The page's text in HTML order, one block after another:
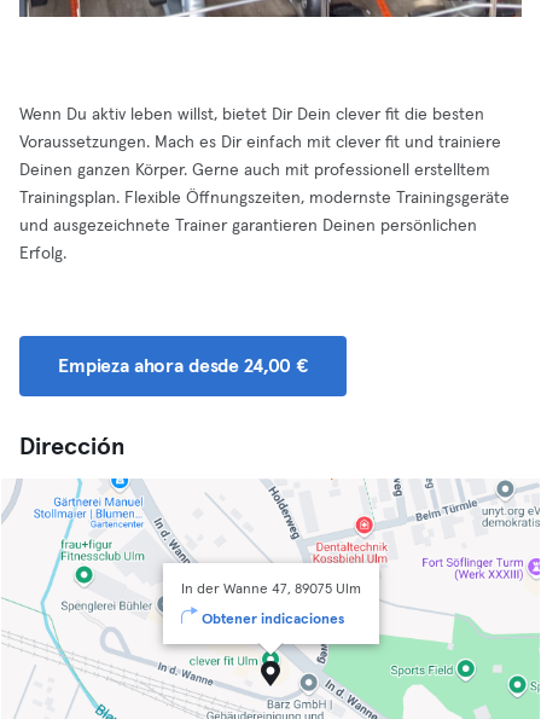
Wenn Du aktiv leben willst, bietet Dir Dein clever fit die besten
Voraussetzungen. Mach es Dir einfach mit clever fit und trainiere
Deinen ganzen Körper. Gerne auch mit professionell erstelltem
Trainingsplan. Flexible Öffnungszeiten, modernste Trainingsgeräte
und ausgezeichnete Trainer garantieren Deinen persönlichen
Erfolg.
Empieza ahora desde 24,00 €
Dirección
In der Wanne 47, 89075 Ulm
Obtener indicaciones